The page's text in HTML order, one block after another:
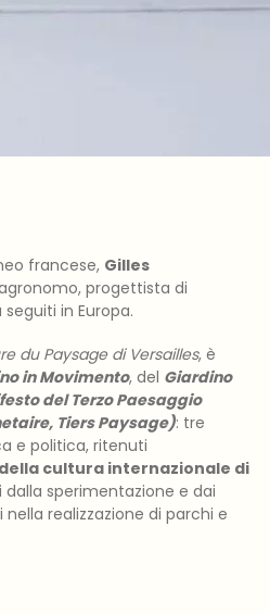
francese, Gilles
progettista di
in Europa.
du Paysage di Versailles, è
in Movimento, del Giardino
del Terzo Paesaggio
Tiers Paysage): tre
e politica, ritenuti
cultura internazionale di
dalla sperimentazione e dai
realizzazione di parchi e